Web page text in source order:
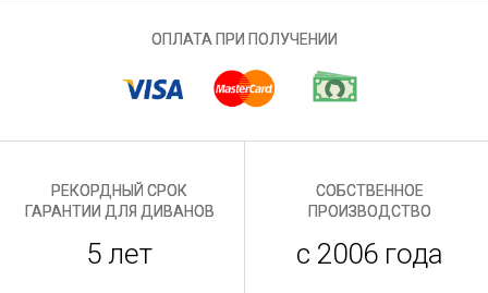
ОПЛАТА ПРИ ПОЛУЧЕНИИ
РЕКОРДНЫЙ СРОК
ГАРАНТИИ ДЛЯ ДИВАНОВ
5 лет
СОБСТВЕННОЕ
ПРОИЗВОДСТВО
с 2006 года